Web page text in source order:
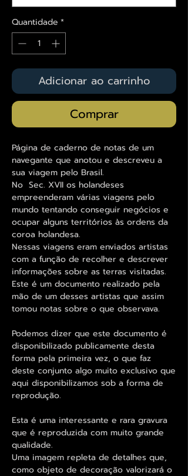
Quantidade *
Adicionar ao carrinho
Comprar
Página de caderno de notas de um
navegante que anotou e descreveu a
sua viagem pelo Brasil.
No Sec. XVII os holandeses
empreenderam várias viagens pelo
mundo tentando conseguir negócios e
ocupar alguns territórios às ordens da
coroa holandesa.
Nessas viagens eram enviados artistas
com a função de recolher e descrever
informações sobre as terras visitadas.
Este é um documento realizado pela
mão de um desses artistas que assim
tomou notas sobre o que observava.
Podemos dizer que este documento é
disponibilizado publicamente desta
forma pela primeira vez, o que faz
deste conjunto algo muito exclusivo que
aqui disponibilizamos sob a forma de
reprodução.
Esta é uma interessante e rara gravura
que é reproduzida com muito grande
qualidade.
Uma imagem repleta de detalhes que,
como objeto de decoração valorizará o